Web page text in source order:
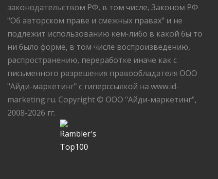
законодательством РФ, в том числе, Законом РФ
"Об авторском праве и смежных правах" и не
подлежит использованию кем-либо в какой бы то
ни было форме, в том числе воспроизведению,
распространению, переработке иначе как с
письменного разрешения правообладателя ООО
"Айди-маркетинг" с гиперссылкой на www.id-
marketing.ru. Copyright © ООО "Айди-маркетинг",
2008-2026 гг.